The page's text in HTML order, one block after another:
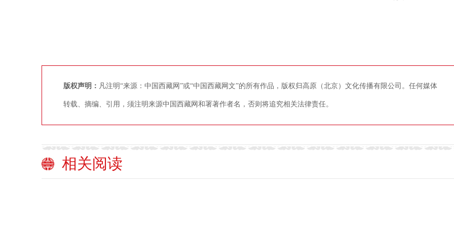
版权声明： 凡注明“来源：中国西藏网”或“中国西藏网文”的所有作品，版权归高原（北京）文化传播有限公司。任何媒体
转载、摘编、引用，须注明来源中国西藏网和署著作者名，否则将追究相关法律责任。
相关阅读